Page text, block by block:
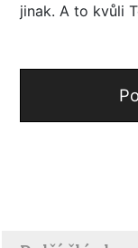
jinak. A to kvůli